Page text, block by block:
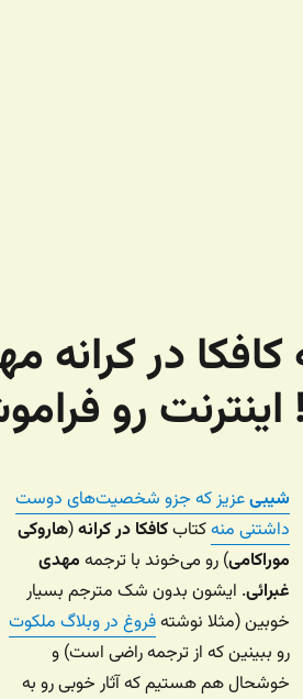
در کرانه
رو
شیبیعزیز که جزو شخصیت‌های دوست
داشتنی منهکتابکافکا در کرانه(هاروکی
موراکامی) رو می‌خوند با ترجمه مهدی
غبرائی. ایشون بدون شک مترجم بسیار
خوبین (مثلا نوشتهفروغ در وبلاگ ملکوت
رو ببینین که از ترجمه راضی است) و
خوشحال هم هستیم که آثار خوبی رو به